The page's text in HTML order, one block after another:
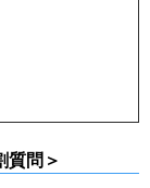
問＞